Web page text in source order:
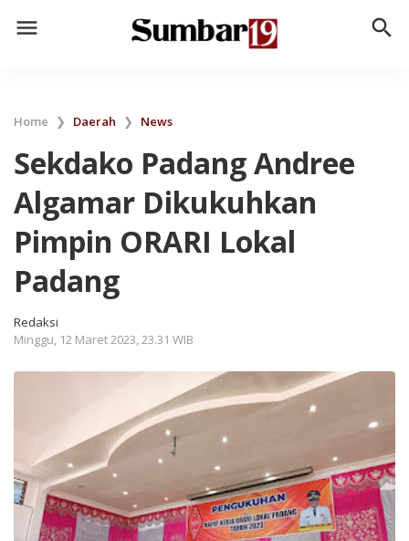
menu search
Home ❯ Daerah ❯ News
Sekdako Padang Andree
Algamar Dikukuhkan
Pimpin ORARI Lokal
Padang
Redaksi
Minggu, 12 Maret 2023, 23.31 WIB